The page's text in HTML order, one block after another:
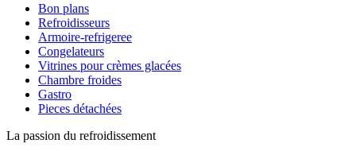
Bon plans
Refroidisseurs
Armoire-refrigeree
Congelateurs
Vitrines pour crèmes glacées
Chambre froides
Gastro
Pieces détachées
La passion du refroidissement